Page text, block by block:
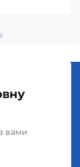
вами